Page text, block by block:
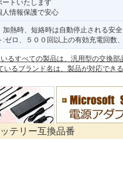
トいたします
情報保護で安心
熱時、短絡時は自動停止される安全
ゼロ、５００回以上の有効充電回数
るすべての製品は、汎用型の交換
るブランド名は、製品が対応でき
テリー互換品番